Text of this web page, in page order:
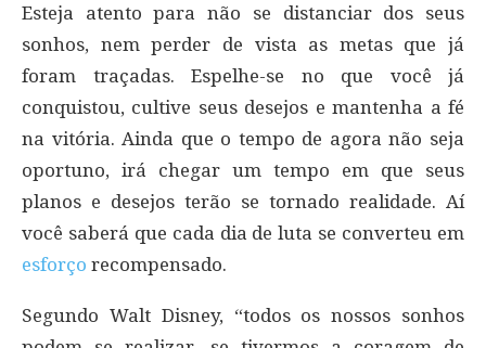
Esteja atento para não se distanciar dos seus
sonhos, nem perder de vista as metas que já
foram traçadas. Espelhe-se no que você já
conquistou, cultive seus desejos e mantenha a fé
na vitória. Ainda que o tempo de agora não seja
oportuno, irá chegar um tempo em que seus
planos e desejos terão se tornado realidade. Aí
você saberá que cada dia de luta se converteu em
esforço recompensado.
Segundo Walt Disney, “todos os nossos sonhos